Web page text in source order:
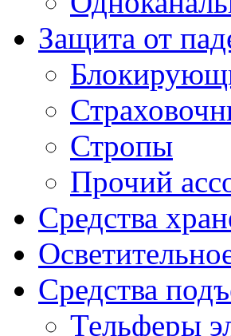
Защита от
Стропы
Прочий
Средства
Средства
Тельферы